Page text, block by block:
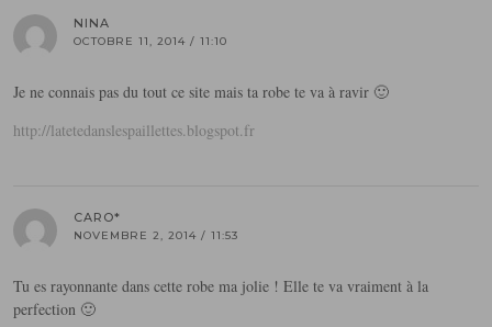
NINA
OCTOBRE 11, 2014 / 11:10
Je ne connais pas du tout ce site mais ta robe te va à ravir 🙂
http://latetedanslespaillettes.blogspot.fr
CARO*
NOVEMBRE 2, 2014 / 11:53
Tu es rayonnante dans cette robe ma jolie ! Elle te va vraiment à la
perfection 🙂